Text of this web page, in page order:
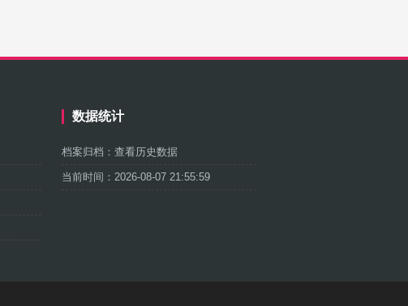
数据统计
档案归档： 查看历史数据
当前时间： 2026-08-07 21:56:00